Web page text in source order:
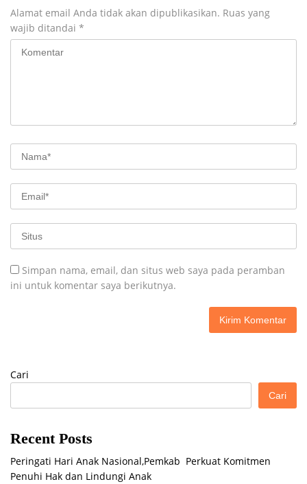
Alamat email Anda tidak akan dipublikasikan. Ruas yang
wajib ditandai *
Simpan nama, email, dan situs web saya pada peramban
ini untuk komentar saya berikutnya.
Cari
Cari
Recent Posts
Peringati Hari Anak Nasional,Pemkab Perkuat Komitmen
Penuhi Hak dan Lindungi Anak